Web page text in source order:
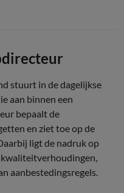
stuurt in de dagelijkse
aan binnen een
bepaalt de
en ziet toe op de
ligt de nadruk op
aanbestedingsregels.